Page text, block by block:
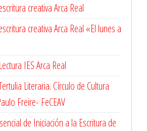
creativa Arca Real
creativa Arca Real «El lunes a
IES Arca Real
Literaria. Círculo de Cultura
Freire- FeCEAV
de Iniciación a la Escritura de